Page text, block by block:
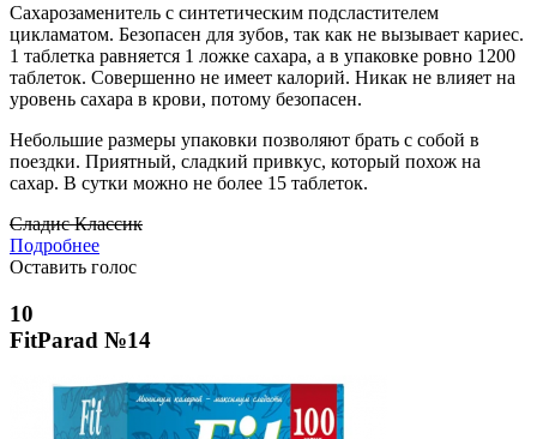
Сахарозаменитель с синтетическим подсластителем
цикламатом. Безопасен для зубов, так как не вызывает кариес.
1 таблетка равняется 1 ложке сахара, а в упаковке ровно 1200
таблеток. Совершенно не имеет калорий. Никак не влияет на
уровень сахара в крови, потому безопасен.
Небольшие размеры упаковки позволяют брать с собой в
поездки. Приятный, сладкий привкус, который похож на
сахар. В сутки можно не более 15 таблеток.
Сладис Классик
Подробнее
Оставить голос
10
FitParad №14